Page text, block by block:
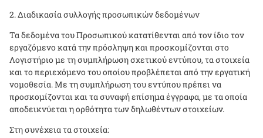
Διαδικασία συλλογής προσωπικών δεδομένων
Τα δεδομένα του Προσωπικού κατατίθενται από τον ίδιο τον
εργαζόμενο κατά την πρόσληψη και προσκομίζονται στο
Λογιστήριο με τη συμπλήρωση σχετικού εντύπου, τα στοιχεία
και το περιεχόμενο του οποίου προβλέπεται από την εργατική
νομοθεσία. Με τη συμπλήρωση του εντύπου πρέπει να
προσκομίζονται και τα συναφή επίσημα έγγραφα, με τα οποία
αποδεικνύεται η ορθότητα των δηλωθέντων στοιχείων.
Στη συνέχεια τα στοιχεία: